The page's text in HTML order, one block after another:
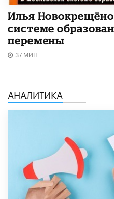
Илья
системе
перемены
37 МИН.
АНАЛИТИКА